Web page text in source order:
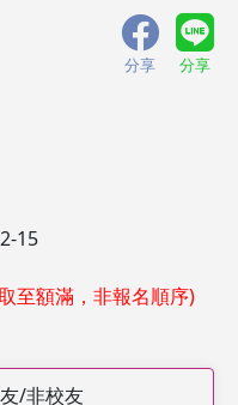
分享 分享
15
至額滿，非報名順序)
/非校友